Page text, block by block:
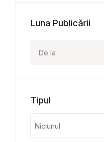
Luna Publicării
Tipul